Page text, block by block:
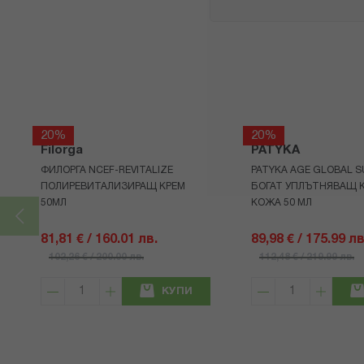
20%
Filorga
ФИЛОРГА NCEF-REVITALIZE
ПОЛИРЕВИТАЛИЗИРАЩ КРЕМ
50МЛ
81,81 € / 160.01 лв.
102,26 € / 200.00 лв.
КУПИ
20%
PATYKA
PATYKA AGE GLOBAL
БОГАТ УПЛЪТНЯВАЩ
КОЖА 50 МЛ
89,98 € / 175.99
112,48 € / 219.99 лв.